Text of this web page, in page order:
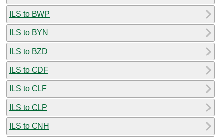
ILS to BWP
ILS to BYN
ILS to BZD
ILS to CDF
ILS to CLF
ILS to CLP
ILS to CNH